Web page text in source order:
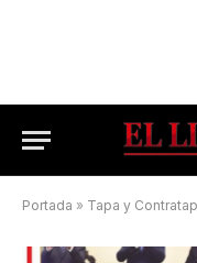
Portada » Tapa y